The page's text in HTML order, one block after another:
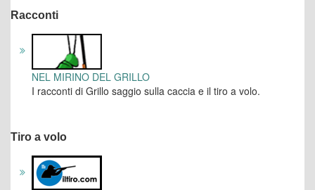
Racconti
NEL MIRINO DEL GRILLO
I racconti di Grillo saggio sulla caccia e il tiro a volo.
Tiro a volo